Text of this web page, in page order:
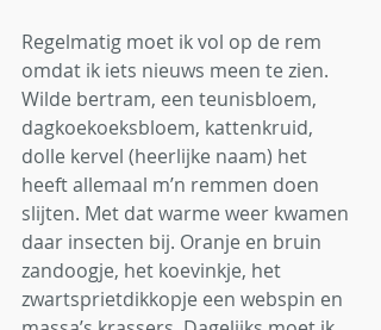
Regelmatig moet ik vol op de rem
omdat ik iets nieuws meen te zien.
Wilde bertram, een teunisbloem,
dagkoekoeksbloem, kattenkruid,
dolle kervel (heerlijke naam) het
heeft allemaal m’n remmen doen
slijten. Met dat warme weer kwamen
daar insecten bij. Oranje en bruin
zandoogje, het koevinkje, het
zwartsprietdikkopje een webspin en